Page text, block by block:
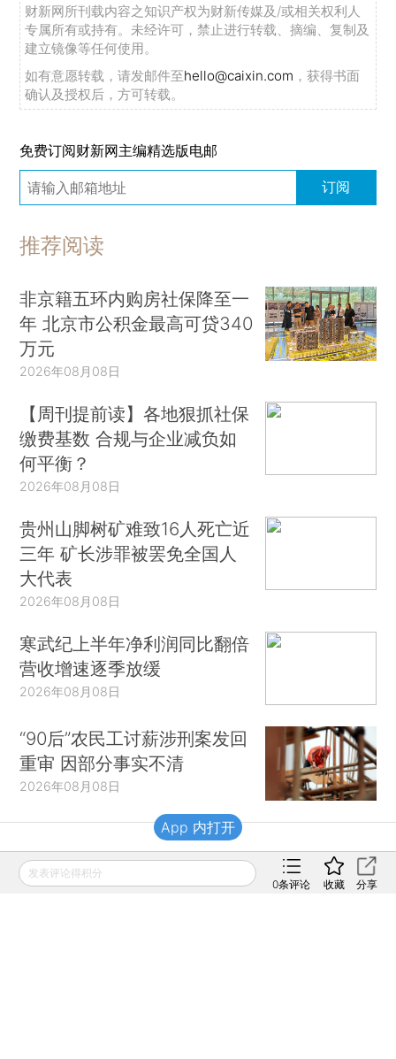
财新网所刊载内容之知识产权为财新传媒及/或相关权利人
专属所有或持有。未经许可，禁止进行转载、摘编、复制及
建立镜像等任何使用。
如有意愿转载，请发邮件至hello@caixin.com ，获得书面
确认及授权后，方可转载。
免费订阅财新网主编精选版电邮
订阅
推荐阅读
非京籍五环内购房社保降至一
年 北京市公积金最高可贷340
万元
2026年08月08日
【周刊提前读】各地狠抓社保
缴费基数 合规与企业减负如
何平衡？
2026年08月08日
贵州山脚树矿难致16人死亡近
三年 矿长涉罪被罢免全国人
大代表
2026年08月08日
寒武纪上半年净利润同比翻倍
营收增速逐季放缓
2026年08月08日
“90后”农民工讨薪涉刑案发回
重审 因部分事实不清
2026年08月08日
财新移动
发表评论得积分
0条评论 收藏 分享
App 内打开